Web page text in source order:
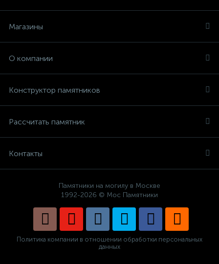
Магазины
О компании
Конструктор памятников
Рассчитать памятник
Контакты
Памятники на могилу в Москве
1992-2026 © Мос Памятники
Политика компании в отношении обработки персональных
данных